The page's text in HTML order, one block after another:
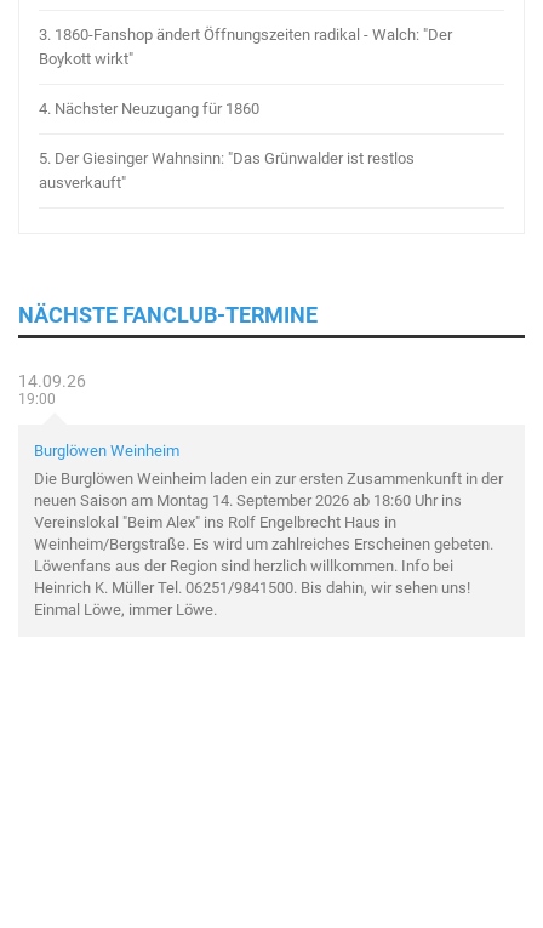
3. 1860-Fanshop ändert Öffnungszeiten radikal - Walch: "Der
Boykott wirkt"
4. Nächster Neuzugang für 1860
5. Der Giesinger Wahnsinn: "Das Grünwalder ist restlos
ausverkauft"
NÄCHSTE FANCLUB-TERMINE
14.09.26
19:00
Burglöwen Weinheim
Die Burglöwen Weinheim laden ein zur ersten Zusammenkunft in der
neuen Saison am Montag 14. September 2026 ab 18:60 Uhr ins
Vereinslokal "Beim Alex" ins Rolf Engelbrecht Haus in
Weinheim/Bergstraße. Es wird um zahlreiches Erscheinen gebeten.
Löwenfans aus der Region sind herzlich willkommen. Info bei
Heinrich K. Müller Tel. 06251/9841500. Bis dahin, wir sehen uns!
Einmal Löwe, immer Löwe.